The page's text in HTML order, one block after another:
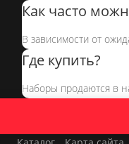
Как часто
В зависимости от
Где купить?
Наборы продаются в